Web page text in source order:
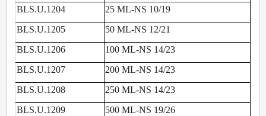
BLS.U.1204
25 ML-NS 10/19
BLS.U.1205
50 ML-NS 12/21
BLS.U.1206
100 ML-NS 14/23
BLS.U.1207
200 ML-NS 14/23
BLS.U.1208
250 ML-NS 14/23
BLS.U.1209
500 ML-NS 19/26